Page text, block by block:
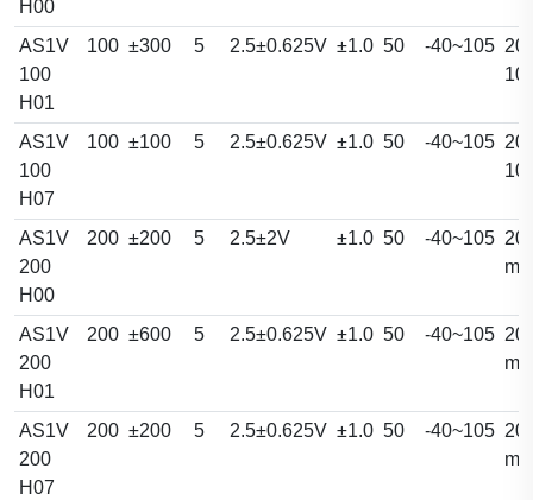
H00
AS1V
100
H01
100 ±300 5 2.5±0.625V ±1.0 50 -40~105
AS1V
100
H07
100 ±100 5 2.5±0.625V ±1.0 50 -40~105
AS1V
200
H00
200 ±200 5 2.5±2V ±1.0 50 -40~105
AS1V
200
H01
200 ±600 5 2.5±0.625V ±1.0 50 -40~105
AS1V
200
H07
200 ±200 5 2.5±0.625V ±1.0 50 -40~105